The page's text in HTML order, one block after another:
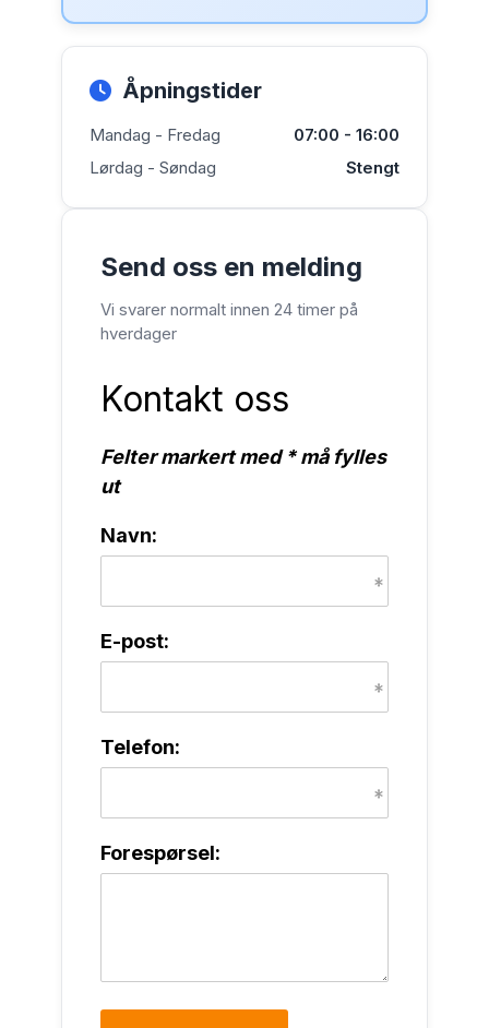
Åpningstider
Mandag - Fredag
07:00 - 16:00
Lørdag - Søndag
Stengt
Send oss en melding
Vi svarer normalt innen 24 timer på
hverdager
Kontakt oss
Felter markert med * må fylles
ut
Navn:
E-post:
Telefon:
Forespørsel: